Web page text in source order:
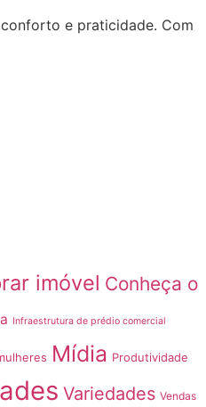
e praticidade. Com
imóvel Conheça o
Infraestrutura de prédio comercial
Mídia Produtividade
Variedades Vendas